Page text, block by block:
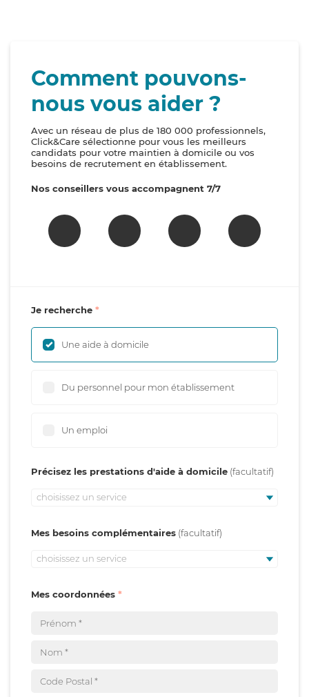
Comment pouvons-
nous vous aider ?
Avec un réseau de plus de 180 000 professionnels,
Click&Care sélectionne pour vous les meilleurs
candidats pour votre maintien à domicile ou vos
besoins de recrutement en établissement.
Nos conseillers vous accompagnent 7/7
Je recherche
Une aide à domicile
Du personnel pour mon établissement
Un emploi
Précisez les prestations d'aide à domicile
choisissez un service
Mes besoins complémentaires
choisissez un service
Mes coordonnées